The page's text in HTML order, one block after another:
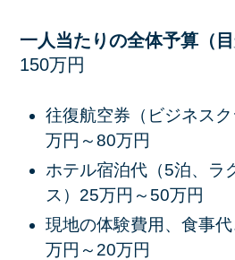
一人当たりの全体予算（目
150万円
往復航空券（ビジネス
万円～80万円
ホテル宿泊代（5泊、ラ
ス）25万円～50万円
現地の体験費用、食事
万円～20万円